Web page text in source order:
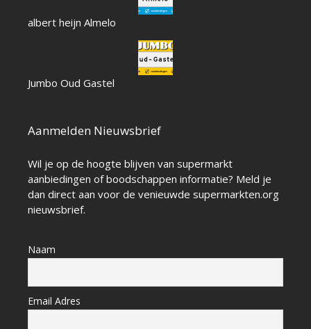
albert heijn Almelo
Jumbo Oud Gastel
Aanmelden Nieuwsbrief
Wil je op de hoogte blijven van supermarkt
aanbiedingen of boodschappen informatie? Meld je
dan direct aan voor de venieuwde supermarkten.org
nieuwsbrief.
Naam
Email Adres